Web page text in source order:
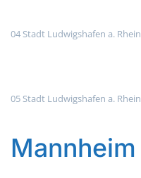
04 Stadt Ludwigshafen a. Rhein
05 Stadt Ludwigshafen a. Rhein
Mannheim